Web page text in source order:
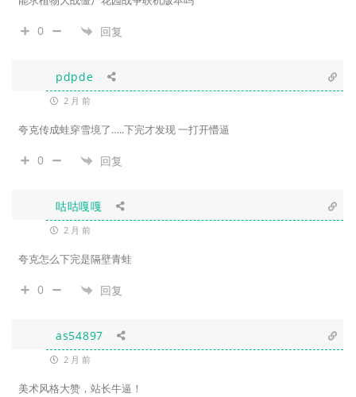
0 回复
pdpde
2 月 前
夸克传成蛙穿雪境了…..下完才发现 一打开懵逼
0 回复
咕咕嘎嘎
2 月 前
夸克怎么下完是隔壁青蛙
0 回复
as54897
2 月 前
美术风格大赞，站长牛逼！